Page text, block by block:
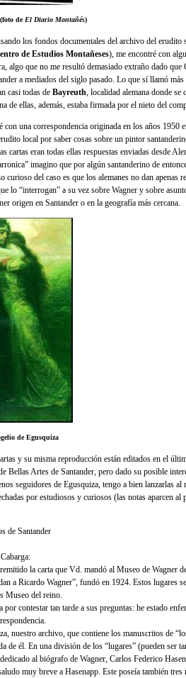
de El Diario Montañés)
los fondos documentales del archivo del erudito
de Estudios Montañeses), me encontré con
algo que no me resultó demasiado extraño dado
a mediados del siglo pasado. Lo que sí llamó
casi todas de Bayreuth, localidad alemana donde
de ellas, además, estaba firmada por el nieto del
con una correspondencia originada en los años 1950
local por saber cosas sobre un pintor
cartas eran todas ellas respuestas enviadas desde
imagino que por algún santanderino de
curioso del caso es que los alemanes no dan apenas
lo “interrogan” a su vez sobre Wagner y sobre
origen en Santander o en la geografía más cercana.
de Egusquiza
y su misma reproducción están editados en el
Bellas Artes de Santander, pero dado su posible
seguidores de Egusquiza, tengo a bien lanzarlas al
por estudiosos y curiosos (las notas aparcen al
de Santander
la carta que Vd. mandó al Museo de Wagner
a Ricardo Wagner”, fundó en 1924. Estos lugares
Museo del reino.
por contestar tan tarde a sus preguntas: he estado
nuestro archivo, que contiene los manuscritos de
de él. En una división de los “lugares” (pueden ser
al biógrafo de Wagner, Carlos Federico
muy breve a Hasenapp. Este poseía también